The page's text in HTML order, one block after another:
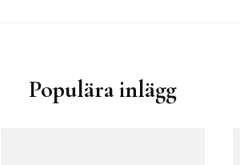
Populära inlägg